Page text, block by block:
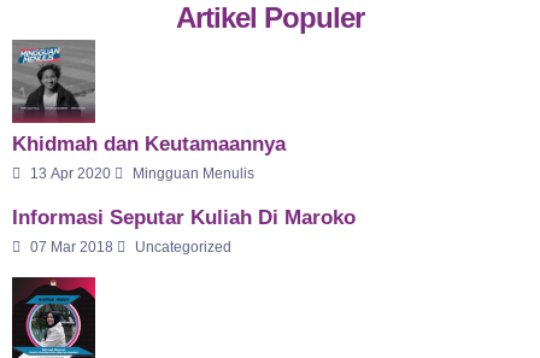
Artikel Populer
Khidmah dan Keutamaannya
13 Apr 2020 Mingguan Menulis
Informasi Seputar Kuliah Di Maroko
07 Mar 2018 Uncategorized